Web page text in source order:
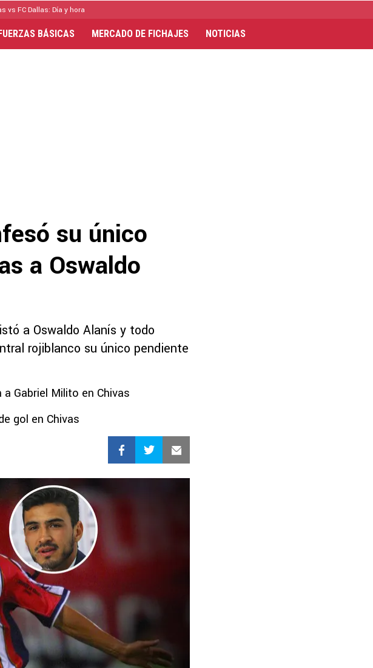
vs FC Dallas: Día y hora
BÁSICAS MERCADO DE FICHAJES NOTICIAS
su único
a Oswaldo
a Oswaldo Alanís y todo
rojiblanco su único pendiente
Gabriel Milito en Chivas
gol en Chivas